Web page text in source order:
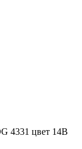
4331 цвет 14B